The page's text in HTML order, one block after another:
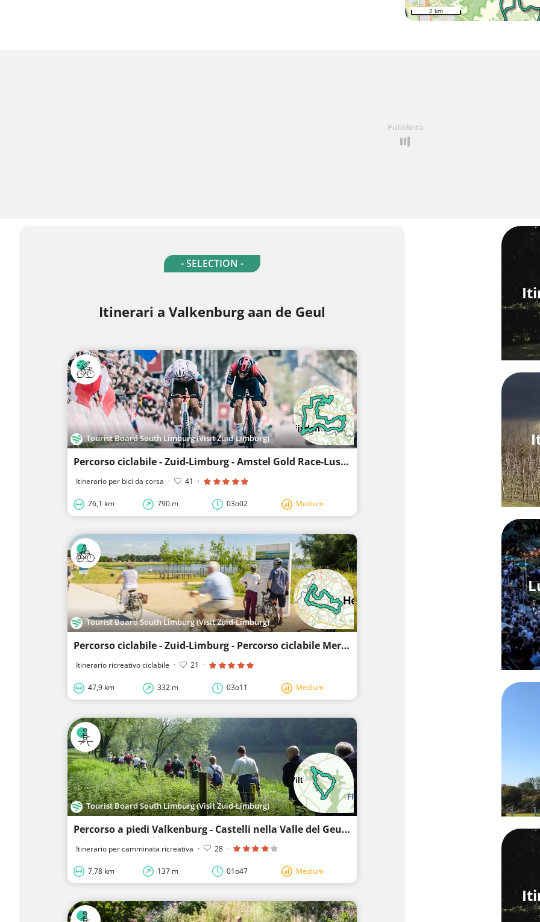
2 km
Pubblicità
- SELECTION -
Itinerari a Valkenburg aan de Geul
Tourist Board South Limburg (Visit Zuid-Limburg)
Percorso ciclabile - Zuid-Limburg - Amstel Gold Race-Lus 3
Itinerario per bici da corsa · 41 ·
76,1 km 790 m 03o02 Medium
Tourist Board South Limburg (Visit Zuid-Limburg)
Percorso ciclabile - Zuid-Limburg - Percorso ciclabile Mergelland anello nord
Itinerario ricreativo ciclabile · 21 ·
47,9 km 332 m 03o11 Medium
Tourist Board South Limburg (Visit Zuid-Limburg)
Percorso a piedi Valkenburg - Castelli nella Valle del Geul
Itinerario per camminata ricreativa · 28 ·
7,78 km 137 m 01o47 Medium